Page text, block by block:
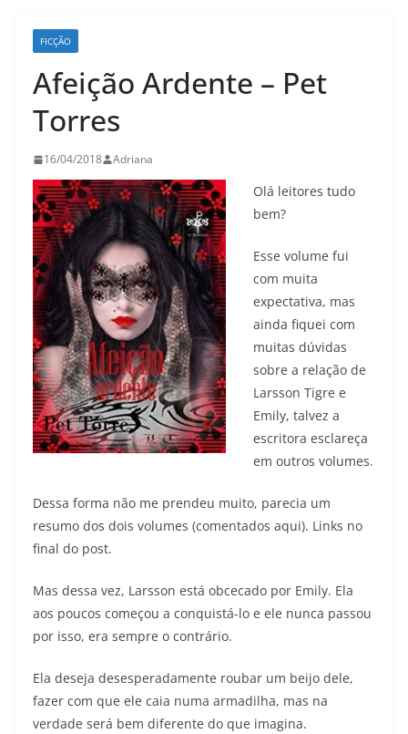
FICÇÃO
Afeição Ardente – Pet
Torres
16/04/2018 Adriana
Olá leitores tudo
bem?
Esse volume fui
com muita
expectativa, mas
ainda fiquei com
muitas dúvidas
sobre a relação de
Larsson Tigre e
Emily, talvez a
escritora esclareça
em outros volumes.
Dessa forma não me prendeu muito, parecia um
resumo dos dois volumes (comentados aqui). Links no
final do post.
Mas dessa vez, Larsson está obcecado por Emily. Ela
aos poucos começou a conquistá-lo e ele nunca passou
por isso, era sempre o contrário.
Ela deseja desesperadamente roubar um beijo dele,
fazer com que ele caia numa armadilha, mas na
verdade será bem diferente do que imagina.